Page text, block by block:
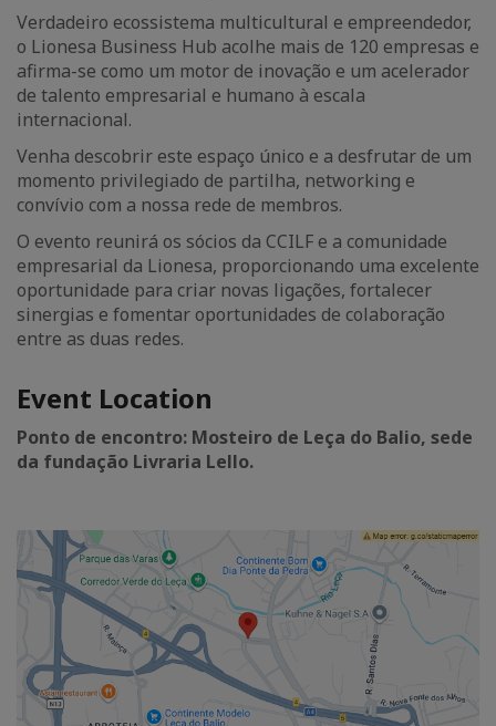
Verdadeiro ecossistema multicultural e empreendedor,
o Lionesa Business Hub acolhe mais de 120 empresas e
afirma-se como um motor de inovação e um acelerador
de talento empresarial e humano à escala
internacional.
Venha descobrir este espaço único e a desfrutar de um
momento privilegiado de partilha, networking e
convívio com a nossa rede de membros.
O evento reunirá os sócios da CCILF e a comunidade
empresarial da Lionesa, proporcionando uma excelente
oportunidade para criar novas ligações, fortalecer
sinergias e fomentar oportunidades de colaboração
entre as duas redes.
Event Location
Ponto de encontro: Mosteiro de Leça do Balio, sede
da fundação Livraria Lello.